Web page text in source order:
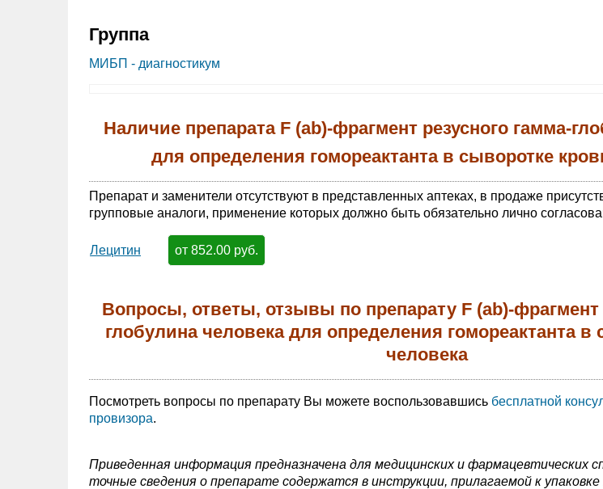
Группа
МИБП - диагностикум
Наличие препарата F (ab)-фрагмент резусного гамма-
для определения гомореактанта в сыворотке
Препарат и заменители отсутствуют в представленных аптеках, в продаже
групповые аналоги, применение которых должно быть обязательно лично
Лецитин от 852.00 руб.
Вопросы, ответы, отзывы по препарату F (ab)-фрагмент
глобулина человека для определения гомореактанта в
человека
Посмотреть вопросы по препарату Вы можете воспользовавшись бесплатной
провизора.
Приведенная информация предназначена для медицинских и фармацевтических
точные сведения о препарате содержатся в инструкции, прилагаемой к